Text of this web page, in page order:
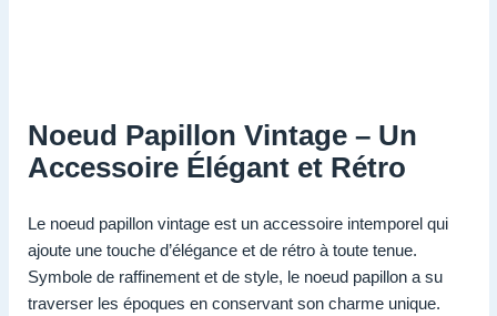
Noeud Papillon Vintage – Un
Accessoire Élégant et Rétro
Le noeud papillon vintage est un accessoire intemporel qui
ajoute une touche d’élégance et de rétro à toute tenue.
Symbole de raffinement et de style, le noeud papillon a su
traverser les époques en conservant son charme unique.